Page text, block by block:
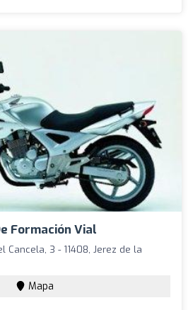
Formación Vial
Cancela, 3 - 11408, Jerez de la
Mapa